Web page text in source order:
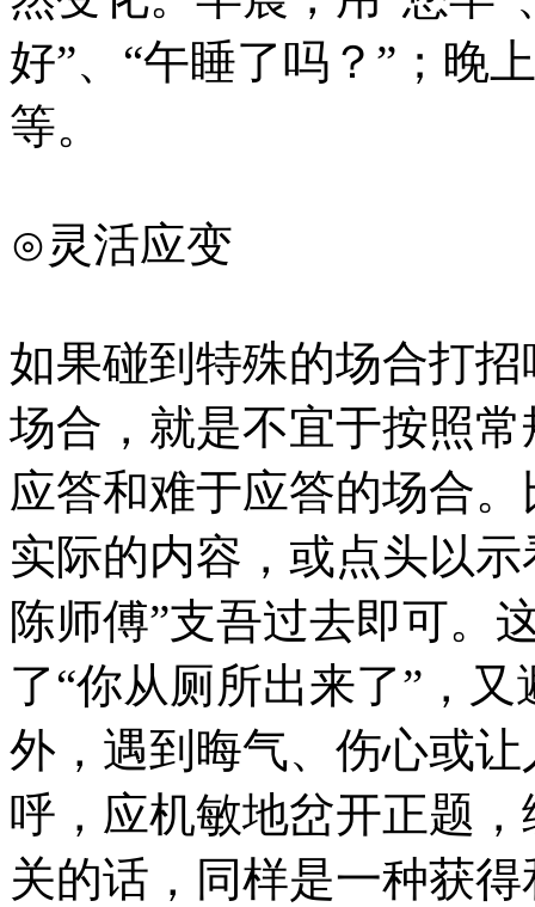
好”、“午睡了吗？”；晚
等。
⊙灵活应变
如果碰到特殊的场合打
场合，就是不宜于按照
应答和难于应答的场合
实际的内容，或点头以
陈师傅”支吾过去即可。
了“你从厕所出来了”，
外，遇到晦气、伤心或
呼，应机敏地岔开正题
关的话，同样是一种获